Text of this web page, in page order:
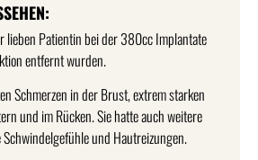
lieben Patientin bei der 380cc Implantate
entfernt wurden.
Schmerzen in der Brust, extrem starken
und im Rücken. Sie hatte auch weitere
und Hautreizungen.